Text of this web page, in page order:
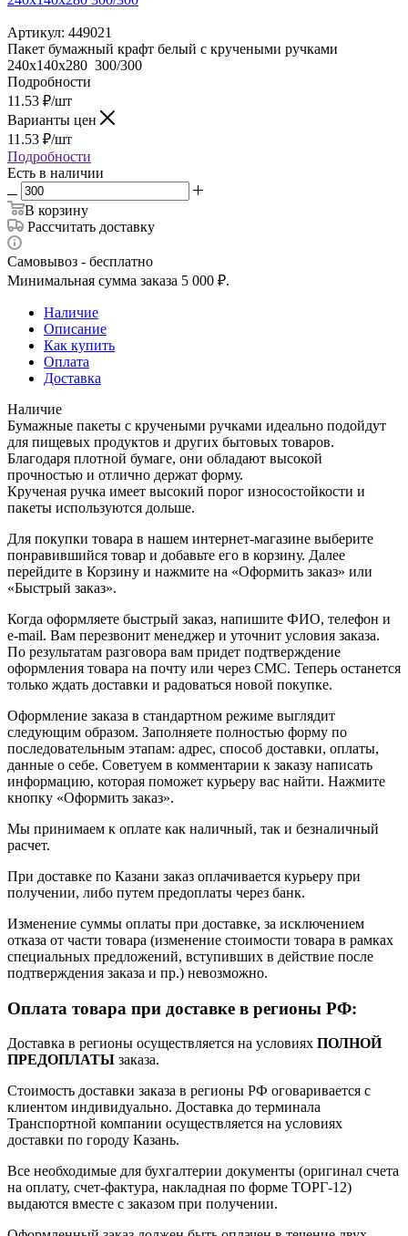
Артикул: 449021
Пакет бумажный крафт белый с кручеными ручками
240х140х280 300/300
Подробности
11.53 ₽/шт
Варианты цен
11.53 ₽/шт
Подробности
Есть в наличии
В корзину
Рассчитать доставку
Самовывоз - бесплатно
Минимальная сумма заказа 5 000 ₽.
Наличие
Описание
Как купить
Оплата
Доставка
Наличие
Бумажные пакеты с кручеными ручками идеально подойдут
для пищевых продуктов и других бытовых товаров.
Благодаря плотной бумаге, они обладают высокой
прочностью и отлично держат форму.
Крученая ручка имеет высокий порог износостойкости и
пакеты используются дольше.
Для покупки товара в нашем интернет-магазине выберите
понравившийся товар и добавьте его в корзину. Далее
перейдите в Корзину и нажмите на «Оформить заказ» или
«Быстрый заказ».
Когда оформляете быстрый заказ, напишите ФИО, телефон и
e-mail. Вам перезвонит менеджер и уточнит условия заказа.
По результатам разговора вам придет подтверждение
оформления товара на почту или через СМС. Теперь останется
только ждать доставки и радоваться новой покупке.
Оформление заказа в стандартном режиме выглядит
следующим образом. Заполняете полностью форму по
последовательным этапам: адрес, способ доставки, оплаты,
данные о себе. Советуем в комментарии к заказу написать
информацию, которая поможет курьеру вас найти. Нажмите
кнопку «Оформить заказ».
Мы принимаем к оплате как наличный, так и безналичный
расчет.
При доставке по Казани заказ оплачивается курьеру при
получении, либо путем предоплаты через банк.
Изменение суммы оплаты при доставке, за исключением
отказа от части товара (изменение стоимости товара в рамках
специальных предложений, вступивших в действие после
подтверждения заказа и пр.) невозможно.
Оплата товара при доставке в регионы РФ:
Доставка в регионы осуществляется на условиях ПОЛНОЙ
ПРЕДОПЛАТЫ заказа.
Стоимость доставки заказа в регионы РФ оговаривается с
клиентом индивидуально. Доставка до терминала
Транспортной компании осуществляется на условиях
доставки по городу Казань.
Все необходимые для бухгалтерии документы (оригинал счета
на оплату, счет-фактура, накладная по форме ТОРГ-12)
выдаются вместе с заказом при получении.